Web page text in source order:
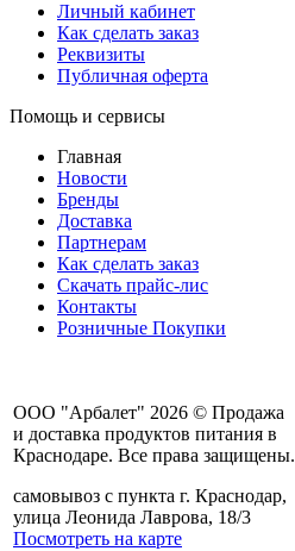
Личный кабинет
Как сделать заказ
Реквизиты
Публичная оферта
Помощь и сервисы
Главная
Новости
Бренды
Доставка
Партнерам
Как сделать заказ
Скачать прайс-лис
Контакты
Розничные Покупки
ООО "Арбалет" 2026 © Продажа
и доставка продуктов питания в
Краснодаре. Все права защищены.
самовывоз с пункта г. Краснодар,
улица Леонида Лаврова, 18/3
Посмотреть на карте